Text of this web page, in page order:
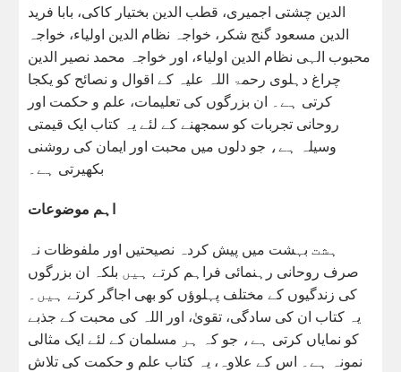
الدین چشتی اجمیری، قطب الدین بختیار کاکی، بابا فرید
الدین مسعود گنج شکر، خواجہ نظام الدین اولیاء، خواجہ
محبوب الہی نظام الدین اولیاء، اور خواجہ محمد نصیر الدین
چراغ دہلوی رحمۃ اللہ علیہ کے اقوال و نصائح کو یکجا
کرتی ہے۔ ان بزرگوں کی تعلیمات، علم و حکمت اور
روحانی تجربات کو سمجھنے کے لئے یہ کتاب ایک قیمتی
وسیلہ ہے، جو دلوں میں محبت اور ایمان کی روشنی
بکھیرتی ہے۔
اہم موضوعات
ہشت بہشت میں پیش کردہ نصیحتیں اور ملفوظات نہ
صرف روحانی رہنمائی فراہم کرتے ہیں بلکہ ان بزرگوں
کی زندگیوں کے مختلف پہلوؤں کو بھی اجاگر کرتے ہیں۔
یہ کتاب ان کی سادگی، تقویٰ، اور اللہ کی محبت کے جذبے
کو نمایاں کرتی ہے، جو کہ ہر مسلمان کے لئے ایک مثالی
نمونہ ہے۔ اس کے علاوہ، یہ کتاب علم و حکمت کی تلاش